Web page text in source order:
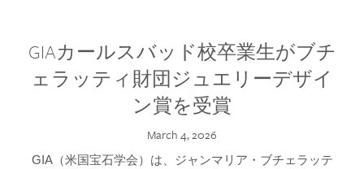
GIAカールスバッド校卒業生がブチ
ェラッティ財団ジュエリーデザイ
ン賞を受賞
March 4, 2026
GIA（米国宝石学会）は、ジャンマリア・ブチェラッテ